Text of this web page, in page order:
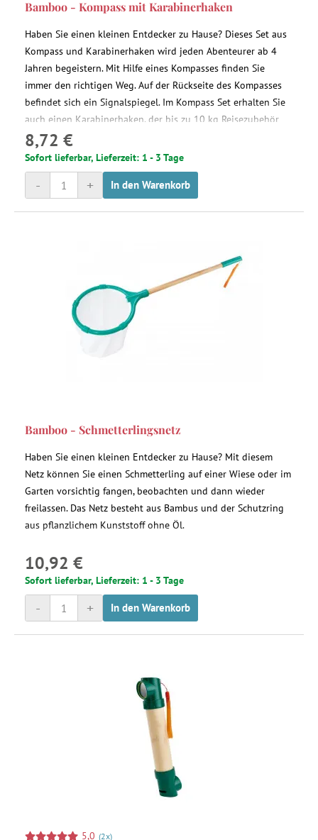
Bamboo - Kompass mit Karabinerhaken
Haben Sie einen kleinen Entdecker zu Hause? Dieses Set aus
Kompass und Karabinerhaken wird jeden Abenteurer ab 4
Jahren begeistern. Mit Hilfe eines Kompasses finden Sie
immer den richtigen Weg. Auf der Rückseite des Kompasses
befindet sich ein Signalspiegel. Im Kompass Set erhalten Sie
auch einen Karabinerhaken, der bis zu 10 kg Reisezubehör
tragen kann.
8,72 €
Sofort lieferbar, Lieferzeit: 1 - 3 Tage
+
- In den Warenkorb
Bamboo - Schmetterlingsnetz
Haben Sie einen kleinen Entdecker zu Hause? Mit diesem
Netz können Sie einen Schmetterling auf einer Wiese oder im
Garten vorsichtig fangen, beobachten und dann wieder
freilassen. Das Netz besteht aus Bambus und der Schutzring
aus pflanzlichem Kunststoff ohne Öl.
10,92 €
Sofort lieferbar, Lieferzeit: 1 - 3 Tage
+
- In den Warenkorb
5,0 (2x)